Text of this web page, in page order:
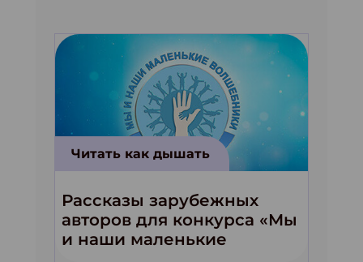
Читать как дышать
Рассказы зарубежных
авторов для конкурса «Мы
и наши маленькие